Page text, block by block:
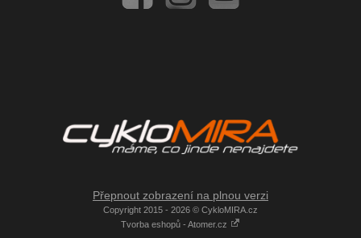
Přepnout zobrazení na plnou verzi
Copyright 2015 - 2026 © CykloMIRA.cz
Tvorba eshopů - Atomer.cz